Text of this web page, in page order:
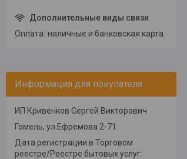
Оплата наличные и банковская карта
Информация для покупателя
ИП Кривенков Сергей Викторович
Гомель, ул.Ефремова 2-71
Дата регистрации в Торговом
реестре/Реестре бытовых услуг: